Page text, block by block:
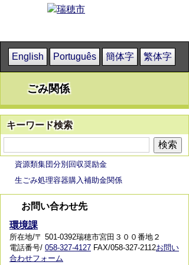
English Português 簡体字 繁体字
ごみ関係
キーワード検索
資源類集団分別回収奨励金
生ごみ処理容器購入補助金関係
お問い合わせ先
環境課
所在地/〒 501-0392瑞穂市宮田３００番地２
電話番号/ 058-327-4127 FAX/058-327-2112お問い
合わせフォーム